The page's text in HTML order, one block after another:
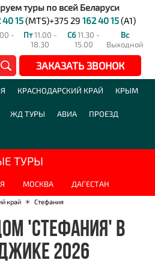
туры по всей Беларуси
40 15(MTS)+375 29 162 40 15(A1)
-
Пт11.00 -
18.30
Сб11.30 -
15.00
Вс
Выходной
ЗАКАЗАТЬ ЗВОНОК
КРАСНОДАРСКИЙ КРАЙ КРЫМ
ЖД ТУРЫ АВИА ПРОЕЗД
ТУРЫ
МОСКВА ДАГЕСТАН
край ☀ Стефания
'СТЕФАНИЯ' В
2026